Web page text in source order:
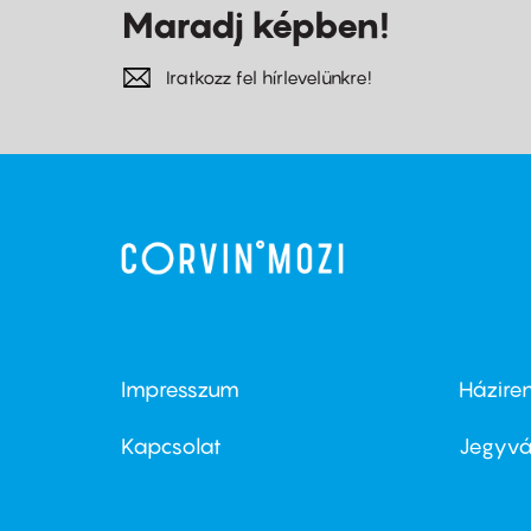
Maradj képben!
Iratkozz fel hírlevelünkre!
Footer
menu
Impresszum
Kapcsolat